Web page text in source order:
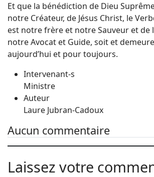
Et que la bénédiction de Dieu
notre Créateur, de Jésus Christ, le
est notre frère et notre Sauveur et de
notre Avocat et Guide, soit et
aujourd’hui et pour toujours.
Intervenant-s
Ministre
Auteur
Laure Jubran-Cadoux
Aucun commentaire
Laissez votre